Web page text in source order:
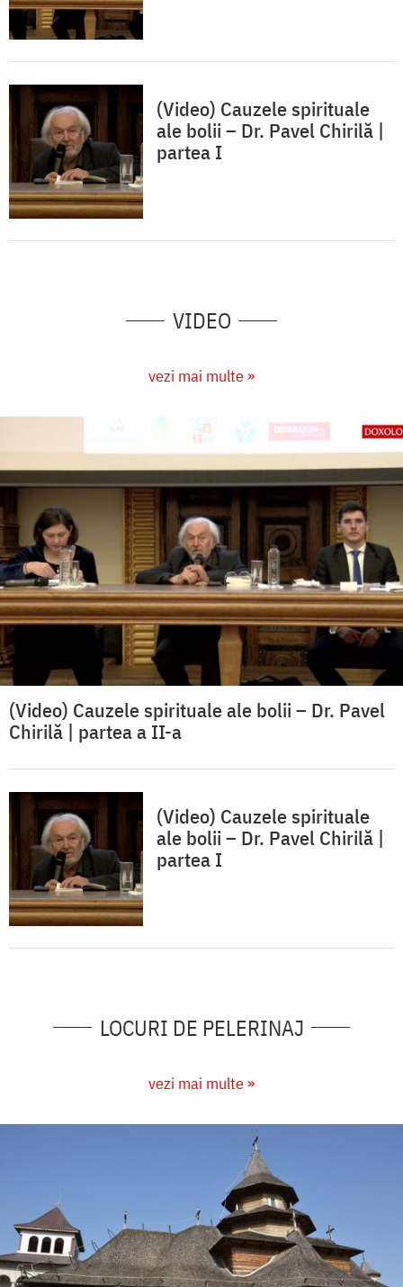
(Video) Cauzele spirituale
ale bolii – Dr. Pavel Chirilă |
partea I
VIDEO
vezi mai multe »
(Video) Cauzele spirituale ale bolii – Dr. Pavel
Chirilă | partea a II-a
(Video) Cauzele spirituale
ale bolii – Dr. Pavel Chirilă |
partea I
LOCURI DE PELERINAJ
vezi mai multe »